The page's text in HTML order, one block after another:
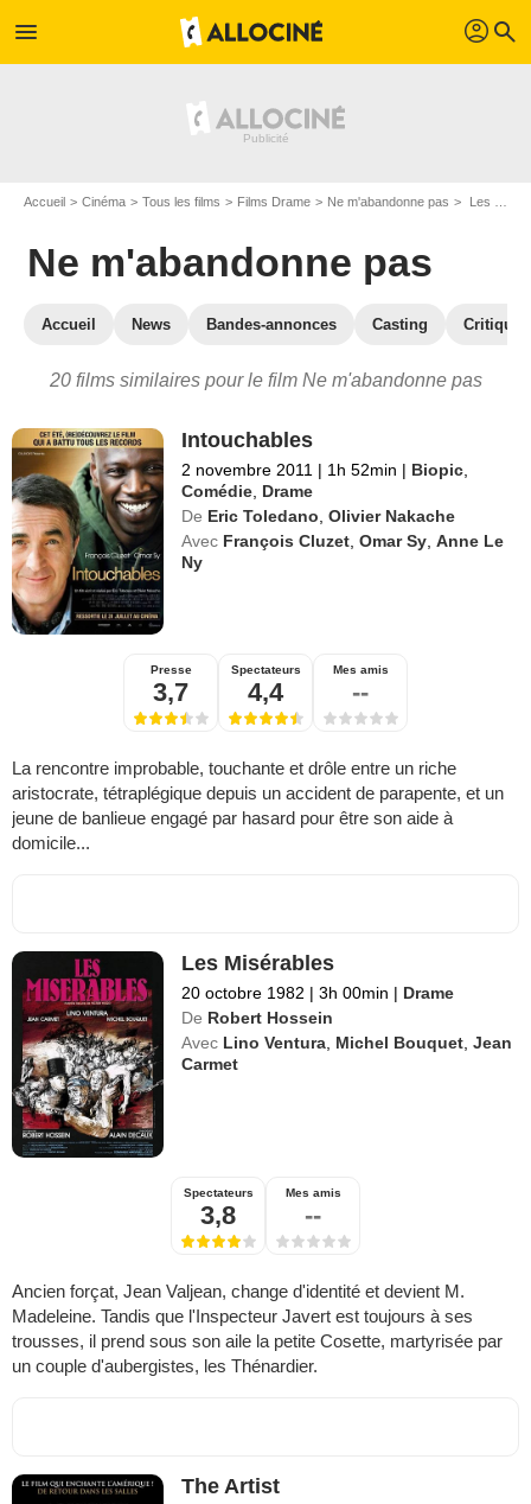
menu profil search
Accueil Cinéma Tous les films Films Drame Ne m'abandonne pas Les films similaires à "Ne m'abandonne pas"
Ne m'abandonne pas
Accueil News Bandes-annonces Casting
20 films similaires pour le film Ne m'abandonne pas
Intouchables
2 novembre 2011 | 1h 52min | Biopic
Comédie Drame
De Eric Toledano ,Olivier Nakache
Avec François Cluzet ,Omar Sy ,Anne Le
Ny
Presse
3,7
Spectateurs
4,4
Mes amis
--
La rencontre improbable, touchante et drôle entre un riche
aristocrate, tétraplégique depuis un accident de parapente, et un
jeune de banlieue engagé par hasard pour être son aide à
domicile...
Les Misérables
20 octobre 1982 | 3h 00min | Drame
De Robert Hossein
Avec Lino Ventura Michel Bouquet ,Jean
Carmet
Spectateurs
3,8
Mes amis
--
Ancien forçat, Jean Valjean, change d'identité et devient M.
Madeleine. Tandis que l'Inspecteur Javert est toujours à ses
trousses, il prend sous son aile la petite Cosette, martyrisée par
un couple d'aubergistes, les Thénardier.
The Artist